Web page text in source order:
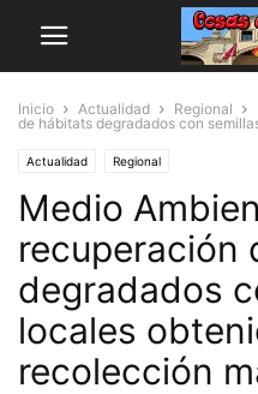
Inicio Actualidad Regional
de hábitats degradados con
Actualidad Regional
Medio
recuperación
degradados
locales
recolección